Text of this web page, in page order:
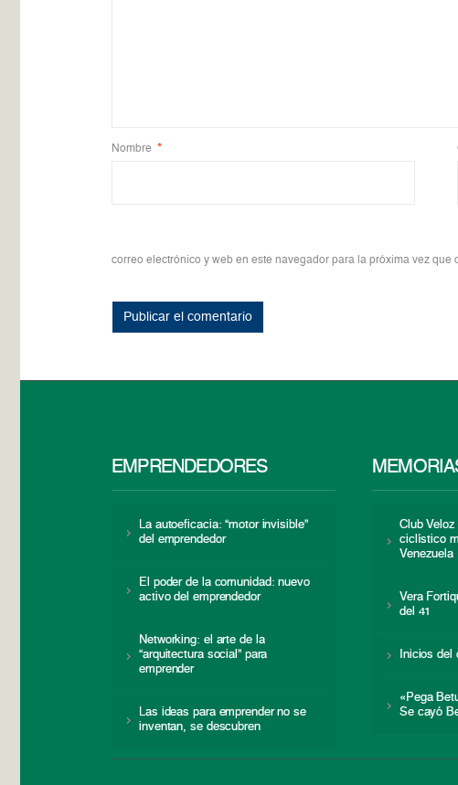
Nombre *
correo electrónico y web en este navegador para la próxima vez que
EMPRENDEDORES
La autoeficacia: “motor invisible”
del emprendedor
El poder de la comunidad: nuevo
activo del emprendedor
Networking: el arte de la
“arquitectura social” para
emprender
Las ideas para emprender no se
inventan, se descubren
Club
ciclístico
Venezuela
Vera
del 41
Inicios del
«Pega
Se cayó